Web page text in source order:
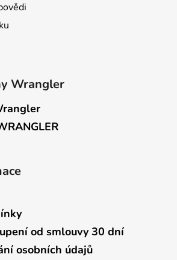
Wrangler
od smlouvy 30 dní
osobních údajů